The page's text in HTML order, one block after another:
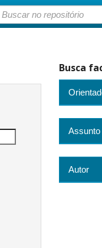
Busca
Assunto
Autor